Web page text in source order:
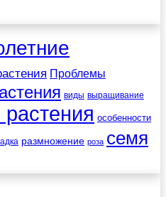
Проблемы
виды выращивание
особенности
размножение роза семя